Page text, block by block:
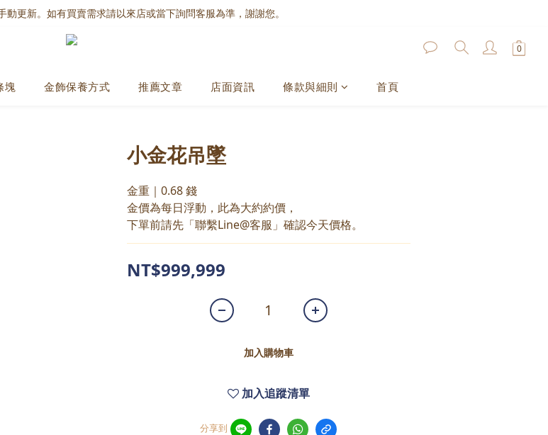
更新。如有買賣需求請以來店或當下詢問客服為準，謝謝您。
塊 金飾保養方式 推薦文章 店面資訊 條款與細則 首頁
小金花吊墜
金重｜0.68 錢
金價為每日浮動，此為大約約價，
下單前請先「聯繫Line@客服」確認今天價格。
NT$999,999
加入購物車
加入追蹤清單
分享到